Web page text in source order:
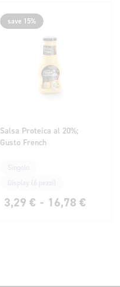
save 15%
Salsa Proteica al 20%;
Gusto French
3,29 € - 16,78 €